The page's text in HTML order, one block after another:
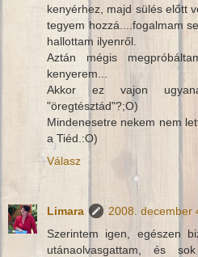
kenyérhez, majd sülés előtt
tegyem hozzá....fogalmam
hallottam ilyenről.
Aztán mégis
kenyerem...
Akkor ez vajon
"öregtésztád"?;O)
Mindenesetre nekem nem
a Tiéd.:O)
Válasz
Limara
2008. december
Szerintem igen, egészen
utánaolvasgattam, és